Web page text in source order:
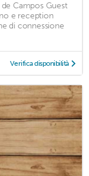
Campos Guest
e reception
di connessione
Verifica disponibilità